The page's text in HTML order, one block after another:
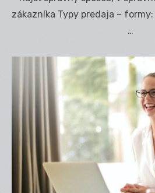
zákazníka Typy predaja –
…